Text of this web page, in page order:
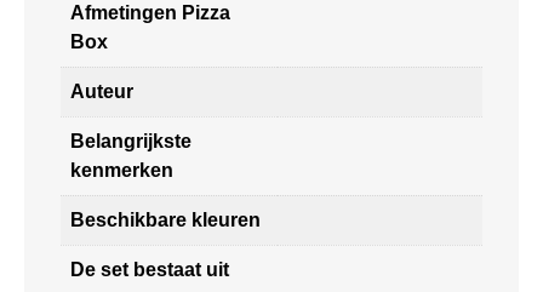
Afmetingen Pizza
Box
Auteur
Belangrijkste
kenmerken
Beschikbare kleuren
De set bestaat uit